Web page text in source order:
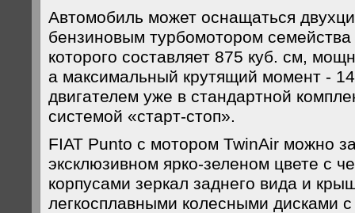
Автомобиль может оснащаться
бензиновым турбомотором
которого составляет 875 куб. см,
а максимальный крутящий момент -
двигателем уже в стандартной
системой «старт-стоп».
FIAT Punto с мотором TwinAir можно
эксклюзивном ярко-зеленом цвете с
корпусами зеркал заднего вида и
легкосплавными колесными дисками